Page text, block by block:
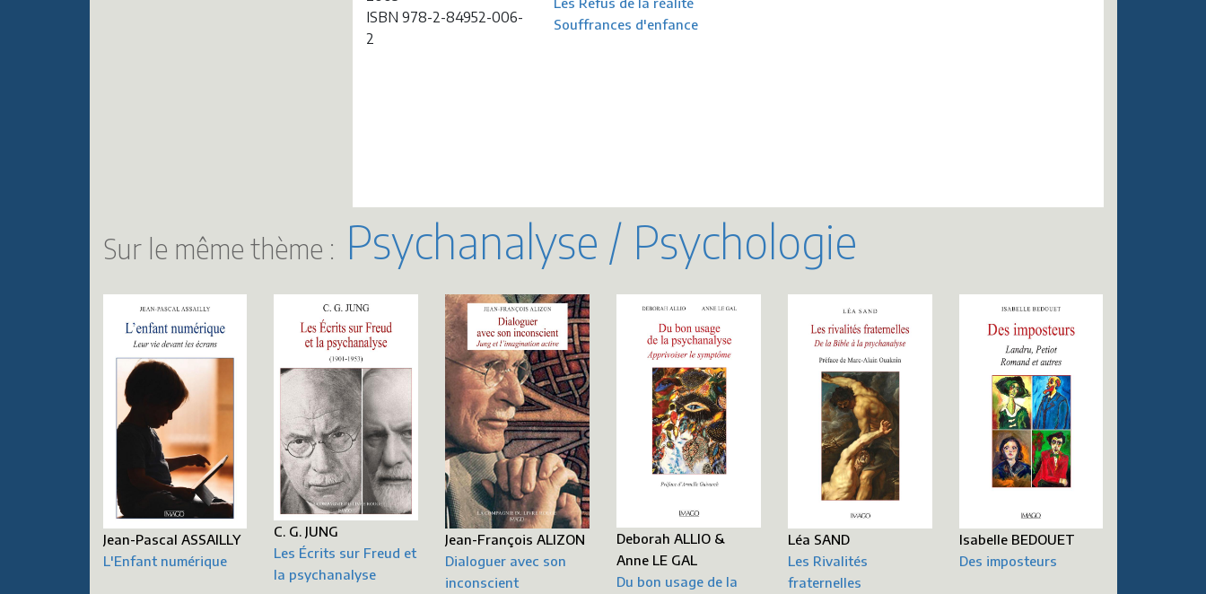
ISBN 978-2-84952-006-
2
Souffrances d'enfance
Sur le même thème : Psychanalyse / Psychologie
Jean-Pascal ASSAILLY
L'Enfant numérique
C. G. JUNG
Les Écrits sur Freud et
la psychanalyse
Jean-François ALIZON
Dialoguer avec son
inconscient
Deborah ALLIO &
Anne LE GAL
Du bon usage de la
Léa SAND
Les Rivalités
fraternelles
Isabelle BEDOUET
Des imposteurs